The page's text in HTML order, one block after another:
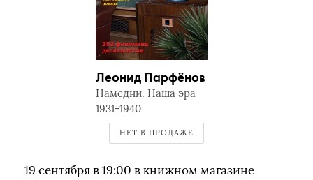
Леонид Парфёнов
Намедни. Наша эра
1931-1940
НЕТ В ПРОДАЖЕ
19 сентября в 19:00 в книжном магазине